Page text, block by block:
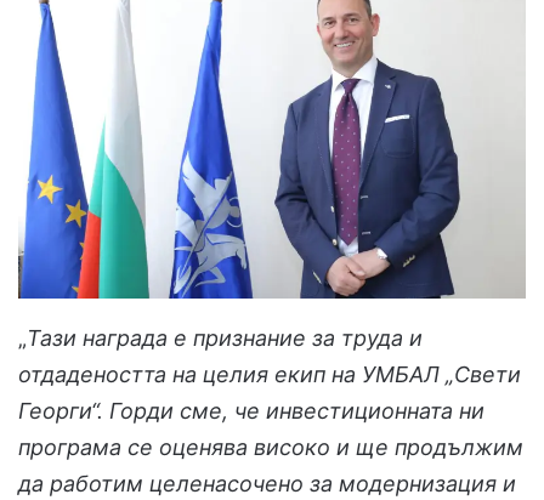
„Тази награда е признание за труда и
отдадеността на целия екип на УМБАЛ „Свети
Георги“. Горди сме, че инвестиционната ни
програма се оценява високо и ще продължим
да работим целенасочено за модернизация и